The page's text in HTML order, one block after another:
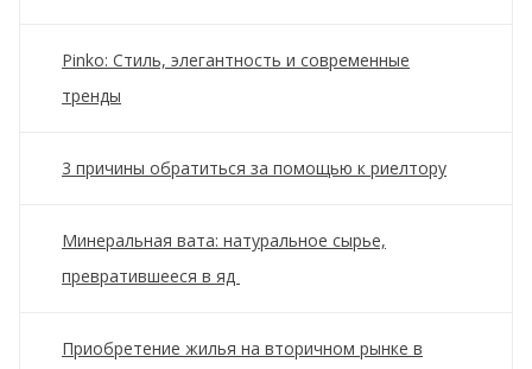
Pinko: Стиль, элегантность и современные
тренды
3 причины обратиться за помощью к риелтору
Минеральная вата: натуральное сырье,
превратившееся в яд
Приобретение жилья на вторичном рынке в